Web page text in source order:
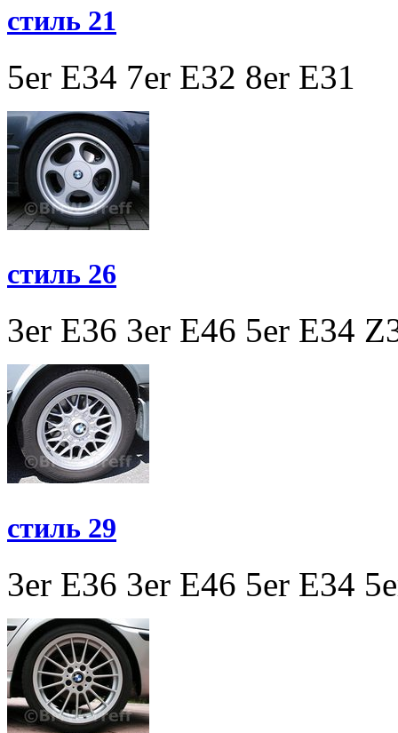
стиль 21
5er E34 7er E32 8er E31
стиль 26
3er E36 3er E46 5er E34
стиль 29
3er E36 3er E46 5er E34